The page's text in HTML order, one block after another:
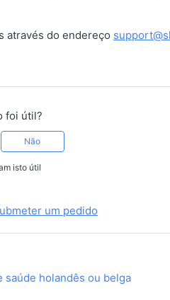
através do endereço
foi útil?
Não
isto útil
um pedido
saúde holandês ou belga